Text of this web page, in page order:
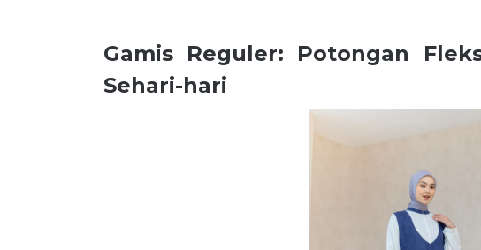
Gamis Reguler: Potongan
Sehari-hari